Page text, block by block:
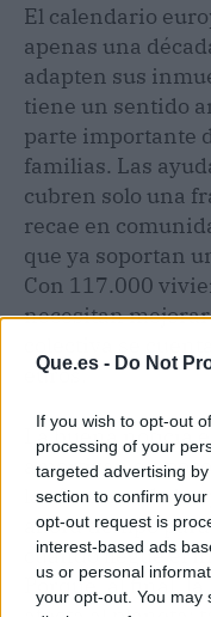
Que.es - Do Not
If you wish to opt-out
processing of your
targeted advertising
section to confirm
opt-out request is
interest-based ads
us or personal
your opt-out. You may
El calendario
apenas una
adapten sus
tiene un sentido
parte importante
familias. Las
cubren solo una
recae en
que ya soportan
Con 117.000
necesitan
colectiva se
euros.
La buena noticia
amortizan en
las facturas de
ahora tiempo
cuando llegue el
Porque, al final,